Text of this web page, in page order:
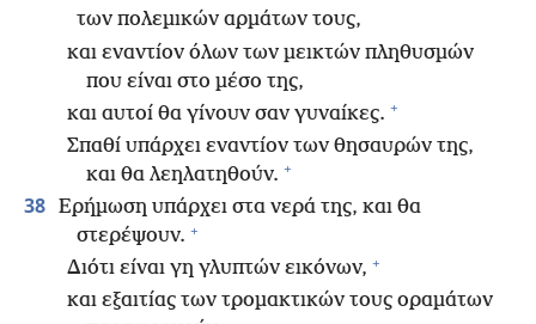
των πολεμικών αρμάτων τους,
και εναντίον όλων των μεικτών πληθυσμών
που είναι στο μέσο της,
και αυτοί θα γίνουν σαν γυναίκες. +
Σπαθί υπάρχει εναντίον των θησαυρών της,
και θα λεηλατηθούν. +
38 Ερήμωση υπάρχει στα νερά της, και θα
στερέψουν. +
Διότι είναι γη γλυπτών εικόνων, +
και εξαιτίας των τρομακτικών τους οραμάτων